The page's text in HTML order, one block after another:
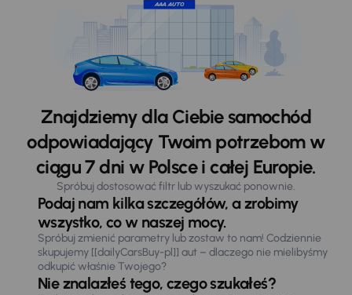
Znajdziemy dla Ciebie samochód
odpowiadający Twoim potrzebom w
ciągu 7 dni w Polsce i całej Europie.
Spróbuj dostosować filtr lub wyszukać ponownie.
Podaj nam kilka szczegółów, a zrobimy
wszystko, co w naszej mocy.
Spróbuj zmienić parametry lub zostaw to nam! Codziennie
skupujemy [[dailyCarsBuy-pl]] aut – dlaczego nie mielibyśmy
odkupić właśnie Twojego?
Nie znalazłeś tego, czego szukałeś?